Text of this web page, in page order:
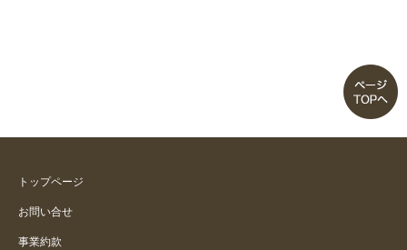
トップページ
お問い合せ
事業約款